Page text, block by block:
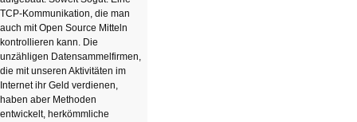
TCP-Kommunikation, die man
auch mit Open Source Mitteln
kontrollieren kann. Die
unzähligen Datensammelfirmen,
die mit unseren Aktivitäten im
Internet ihr Geld verdienen,
haben aber Methoden
entwickelt, herkömmliche